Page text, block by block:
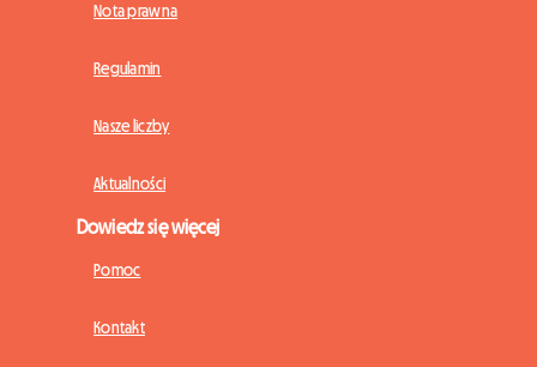
Nota prawna
Regulamin
Nasze liczby
Aktualności
Dowiedz się więcej
Pomoc
Kontakt